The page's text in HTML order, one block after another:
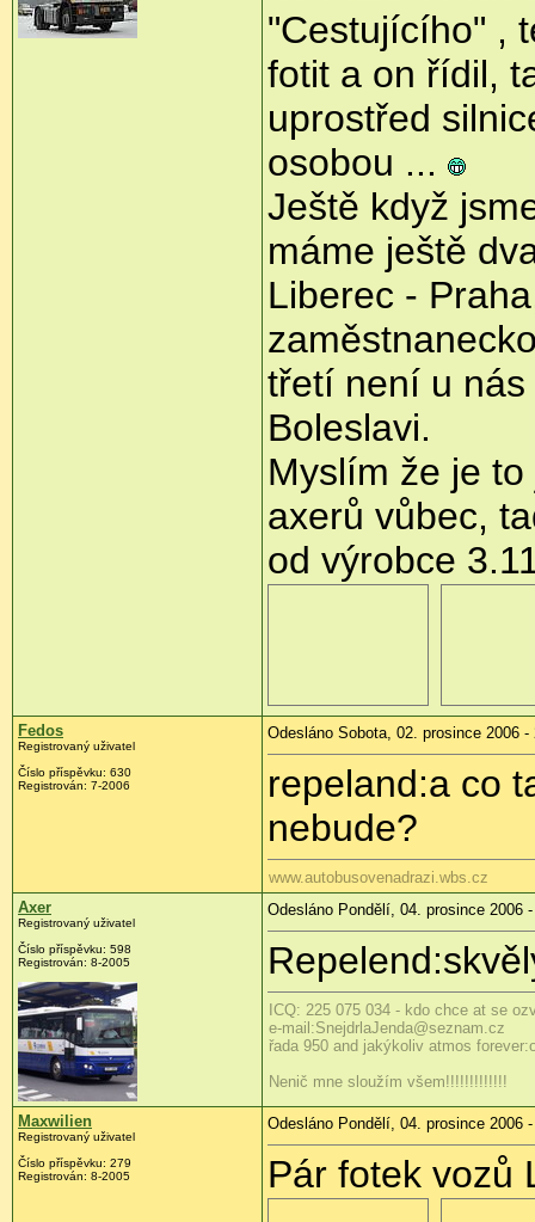
"Cestujícího" ,
fotit a on řídil,
uprostřed
osobou ...
Ještě když
máme ještě
Liberec -
třetí není u
Boleslavi.
Myslím že je
axerů vůbec,
od výrobce
Fedos
Registrovaný uživatel
Číslo příspěvku: 630
Registrován: 7-2006
Odesláno Sobota, 02. prosince 2006 -
repeland:a co
nebude?
www.autobusovenadrazi.wbs.cz
Axer
Registrovaný uživatel
Číslo příspěvku: 598
Registrován: 8-2005
Odesláno Pondělí, 04. prosince 2006
ICQ: 225 075 034 - kdo chce at se
e-mail:SnejdrlaJenda@seznam.cz
řada 950 and jakýkoliv atmos
Nenič mne sloužím všem!!!!!!!!!!!!!
Maxwilien
Registrovaný uživatel
Číslo příspěvku: 279
Registrován: 8-2005
Odesláno Pondělí, 04. prosince 2006 -
Pár fotek vozů